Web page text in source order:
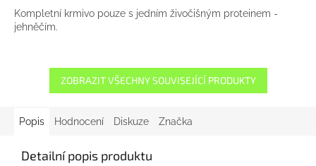
Kompletní krmivo pouze s jedním živočišným proteinem -
jehněčím.
ZOBRAZIT VŠECHNY SOUVISEJÍCÍ PRODUKTY
Popis Hodnocení Diskuze Značka
Detailní popis produktu